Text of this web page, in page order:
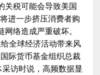
关税可能会导致美国
进一步挤压消费者购
络造成严重破坏。
全球经济活动带来风
际货币基金组织总裁
访时说，高频数据显